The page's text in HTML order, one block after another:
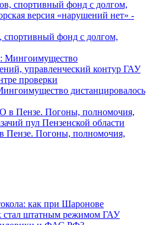
спортивный фонд с долгом,
дистанцировалось
Пензе. Погоны, полномочия,